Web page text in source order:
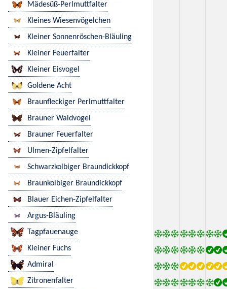
Mädesüß-Perlmuttfalter
Kleines Wiesenvögelchen
Kleiner Sonnenröschen-Bläuling
Kleiner Feuerfalter
Kleiner Eisvogel
Goldene Acht
Braunfleckiger Perlmuttfalter
Brauner Waldvogel
Brauner Feuerfalter
Ulmen-Zipfelfalter
Schwarzkolbiger Braundickkopf
Braunkolbiger Braundickkopf
Blauer Eichen-Zipfelfalter
Argus-Bläuling
Tagpfauenauge
Kleiner Fuchs
Admiral
Zitronenfalter